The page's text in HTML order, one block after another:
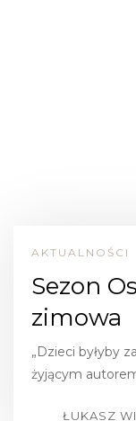
AKTUALNOŚCI
Sezon
zimowa
„Dzieci byłyby
żyjącym
ŁUKASZ